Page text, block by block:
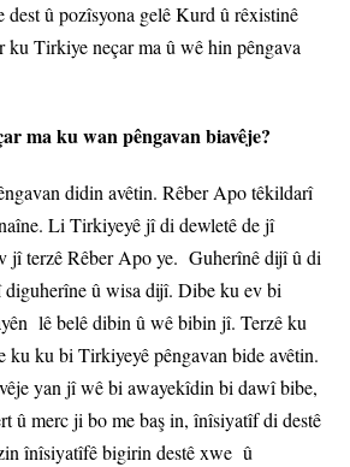
û pozîsyona gelê Kurd û rêxistinê
Tirkiye neçar ma û wê hin pêngava
ma ku wan pêngavan biavêje?
didin avêtin. Rêber Apo têkildarî
Li Tirkiyeyê jî di dewletê de jî
jî terzê Rêber Apo ye. Guherînê dijî û di
û wisa dijî. Dibe ku ev bi
lê belê dibin û wê bibin jî. Terzê ku
ku ku bi Tirkiyeyê pêngavan bide avêtin.
yan jî wê bi awayekîdin bi dawî bibe,
û merc ji bo me baş in, înîsiyatîf di destê
înîsiyatîfê bigirin destê xwe û